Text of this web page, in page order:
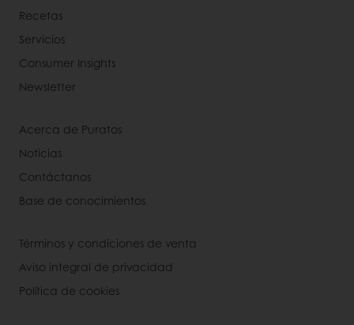
Recetas
Servicios
Consumer Insights
Newsletter
Acerca de Puratos
Noticias
Contáctanos
Base de conocimientos
Términos y condiciones de venta
Aviso integral de privacidad
Política de cookies